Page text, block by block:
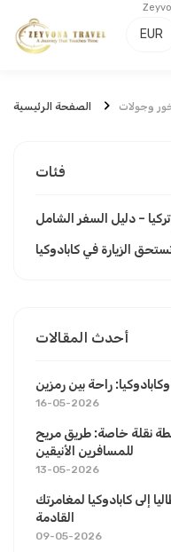
EUR
الصفحة الرئيسية وجولات
فئات
– دليل السفر الشامل
الزيارة في كابادوكيا
أحدث المقالات
راحة بين رمزين
16-05-2026
نقلة خاصة: طريق مريح
للمسافرين الأنيقين
13-05-2026
إلى كابادوكيا لمغامرتك
القادمة
09-05-2026